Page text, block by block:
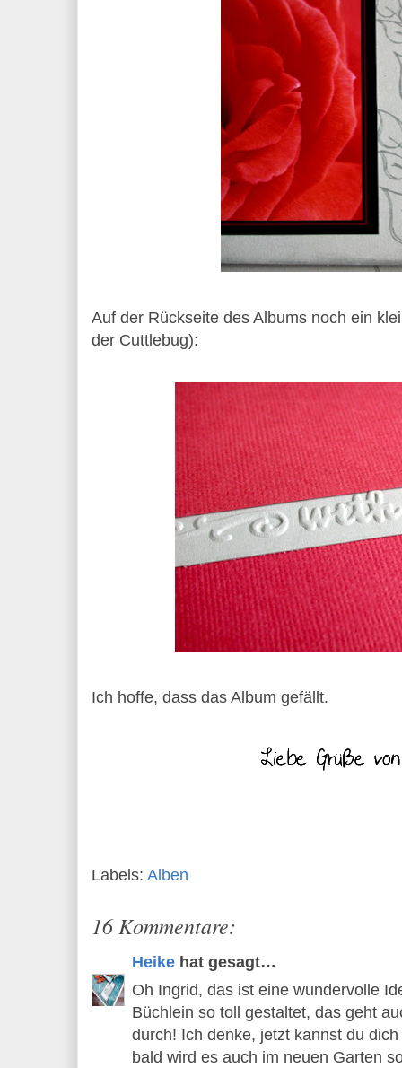
Auf der Rückseite des Albums noch ein
der Cuttlebug):
Ich hoffe, dass das Album gefällt.
Labels: Alben
16 Kommentare:
Heike hat gesagt…
Oh Ingrid, das ist eine wundervolle
Büchlein so toll gestaltet, das geht
durch! Ich denke, jetzt kannst du
bald wird es auch im neuen Garten